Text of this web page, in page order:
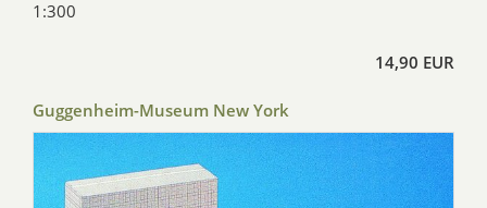
1:300
14,90 EUR
Guggenheim-Museum New York